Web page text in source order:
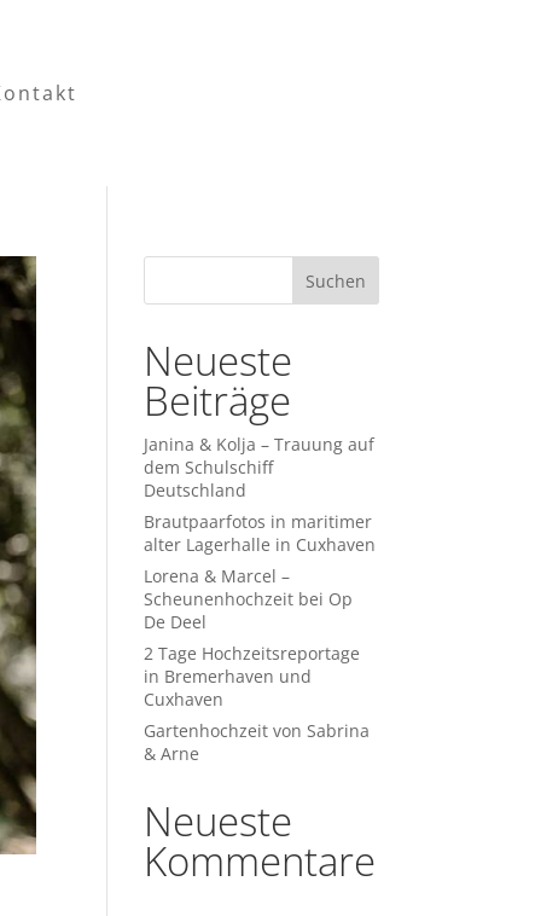
Neueste
Beiträge
Janina & Kolja – Trauung auf
dem Schulschiff
Deutschland
Brautpaarfotos in maritimer
alter Lagerhalle in Cuxhaven
Lorena & Marcel –
Scheunenhochzeit bei Op
De Deel
2 Tage Hochzeitsreportage
in Bremerhaven und
Cuxhaven
Gartenhochzeit von Sabrina
& Arne
Neueste
Kommentare